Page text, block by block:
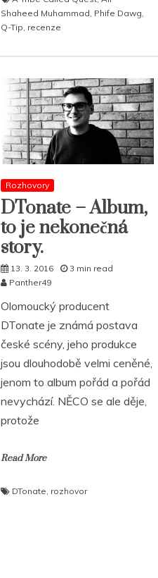
Shaheed Muhammad, Phife Dawg,
Q-Tip, recenze
Rozhovory
DTonate – Album,
to je nekonečná
story.
13. 3. 2016
3 min read
Panther49
Olomoucký producent
DTonate je známá postava
české scény, jeho produkce
jsou dlouhodobě velmi ceněné,
jenom to album pořád a pořád
nevychází. NĚCO se ale děje,
protože
Read More
DTonate, rozhovor